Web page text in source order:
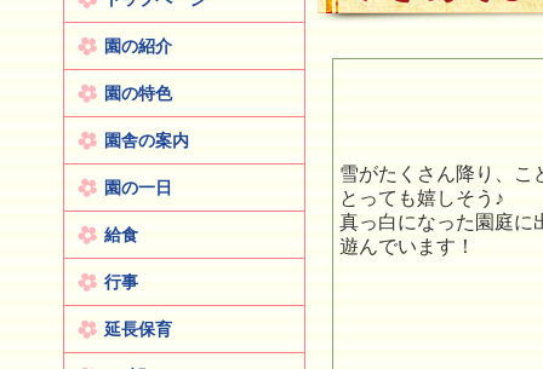
園の紹介
園の特色
園舎の案内
園の一日
給食
行事
延長保育
雪がたくさん降り、こ
とっても嬉しそう♪
真っ白になった園庭に
遊んでいます！